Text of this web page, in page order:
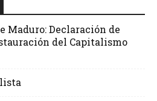
Maduro: Declaración de
del Capitalismo